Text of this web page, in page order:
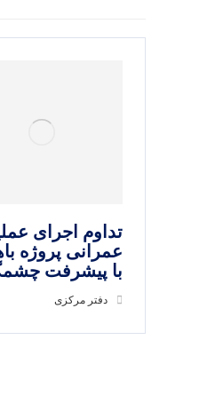
تداوم اجرای
عمرانی پروژه
با پیشرفت
دفتر مرکزی